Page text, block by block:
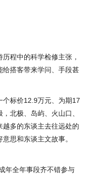
程中的科学检修主张，
给搭客带来学问、手段甚
个标价12.9万元、为期17
北极、岛屿、火山口、
多的东谈主去往远处的
思和东谈主文故事。
年全年事段齐不错参与